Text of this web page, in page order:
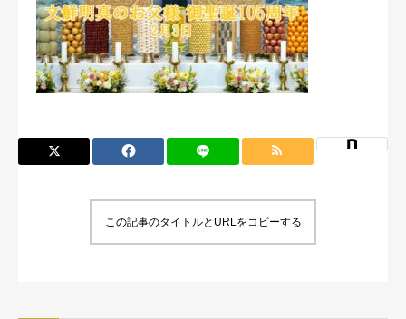
この記事のタイトルとURLをコピーする